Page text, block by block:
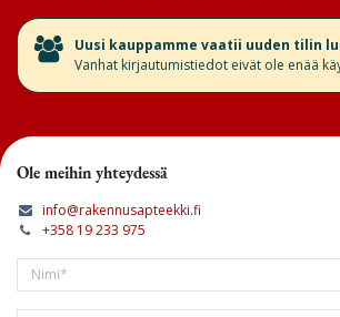
​Uusi kauppamme vaatii uuden tilin
Vanhat kirjautumistiedot eivät ole enää
Ole meihin yhteydessä
info@rakennusapteekki.fi
+358 19 233 975